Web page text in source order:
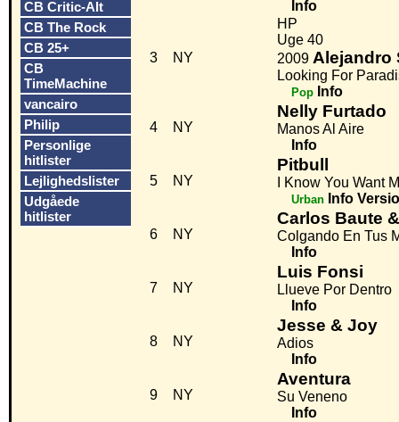
CB Critic-Alt
CB The Rock
CB 25+
CB
TimeMachine
vancairo
Philip
Personlige
hitlister
Lejlighedslister
Udgåede
hitlister
Info
3 NY
HP
Uge 40
2009 Alejandro
Looking For
Pop Info
4 NY
Nelly Furtado
Manos Al Aire
Info
5 NY
Pitbull
I Know You Want
Urban Info
6 NY
Carlos Baute
Colgando En Tus
Info
7 NY
Luis Fonsi
Llueve Por Dentro
Info
8 NY
Jesse & Joy
Adios
Info
9 NY
Aventura
Su Veneno
Info